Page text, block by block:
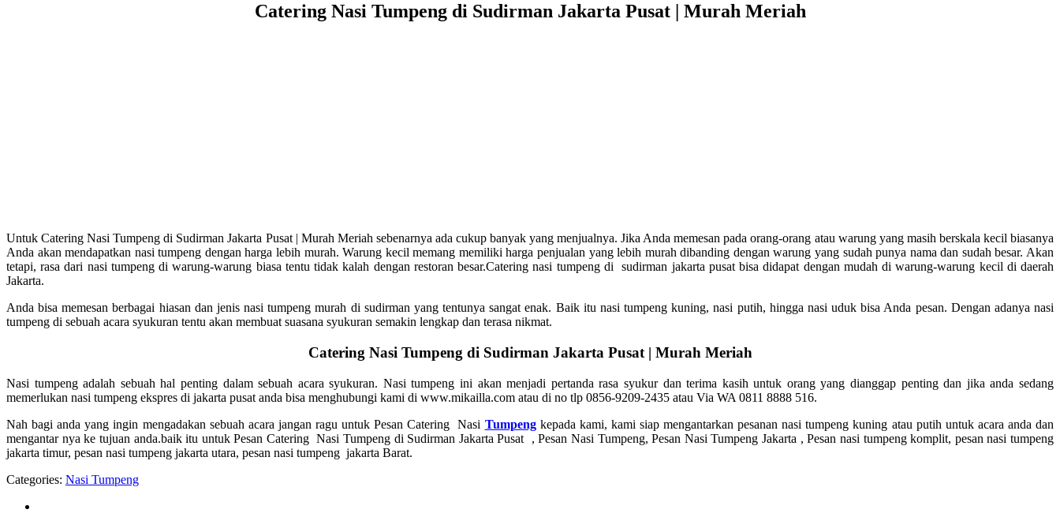
Catering Nasi Tumpeng di Sudirman Jakarta Pusat | Murah Meriah
Untuk Catering Nasi Tumpeng di Sudirman Jakarta Pusat | Murah Meriah sebenarnya ada cukup banyak yang menjualnya. Jika Anda memesan pada orang-orang atau warung yang masih berskala kecil biasanya
Anda akan mendapatkan nasi tumpeng dengan harga lebih murah. Warung kecil memang memiliki harga penjualan yang lebih murah dibanding dengan warung yang sudah punya nama dan sudah besar. Akan
tetapi, rasa dari nasi tumpeng di warung-warung biasa tentu tidak kalah dengan restoran besar.Catering nasi tumpeng di sudirman jakarta pusat bisa didapat dengan mudah di warung-warung kecil di daerah
Jakarta.
Anda bisa memesan berbagai hiasan dan jenis nasi tumpeng murah di sudirman yang tentunya sangat enak. Baik itu nasi tumpeng kuning, nasi putih, hingga nasi uduk bisa Anda pesan. Dengan adanya nasi
tumpeng di sebuah acara syukuran tentu akan membuat suasana syukuran semakin lengkap dan terasa nikmat.
Catering Nasi Tumpeng di Sudirman Jakarta Pusat | Murah Meriah
Nasi tumpeng adalah sebuah hal penting dalam sebuah acara syukuran. Nasi tumpeng ini akan menjadi pertanda rasa syukur dan terima kasih untuk orang yang dianggap penting dan jika anda sedang
memerlukan nasi tumpeng ekspres di jakarta pusat anda bisa menghubungi kami di www.mikailla.com atau di no tlp 0856-9209-2435 atau Via WA 0811 8888 516.
Nah bagi anda yang ingin mengadakan sebuah acara jangan ragu untuk Pesan Catering Nasi Tumpengkepada kami, kami siap mengantarkan pesanan nasi tumpeng kuning atau putih untuk acara anda dan
mengantar nya ke tujuan anda.baik itu untuk Pesan Catering Nasi Tumpeng di Sudirman Jakarta Pusat , Pesan Nasi Tumpeng, Pesan Nasi Tumpeng Jakarta , Pesan nasi tumpeng komplit, pesan nasi tumpeng
jakarta timur, pesan nasi tumpeng jakarta utara, pesan nasi tumpeng jakarta Barat.
Categories: Nasi Tumpeng